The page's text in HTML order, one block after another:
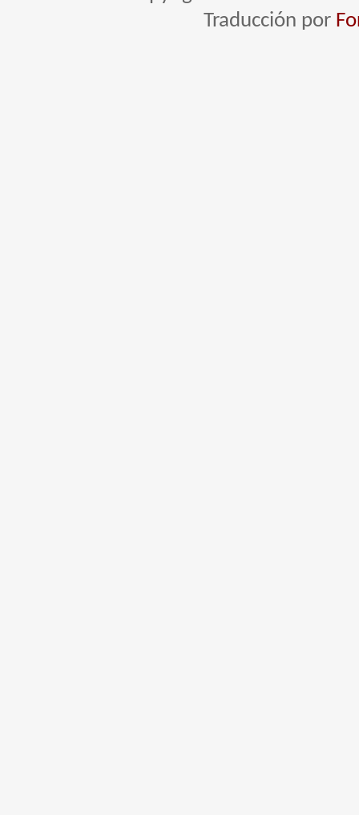
Traducción por